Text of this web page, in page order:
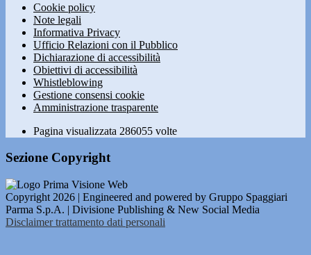
Cookie policy
Note legali
Informativa Privacy
Ufficio Relazioni con il Pubblico
Dichiarazione di accessibilità
Obiettivi di accessibilità
Whistleblowing
Gestione consensi cookie
Amministrazione trasparente
Pagina visualizzata 286055 volte
Sezione Copyright
Copyright 2026 | Engineered and powered by Gruppo Spaggiari
Parma S.p.A. | Divisione Publishing & New Social Media
Disclaimer trattamento dati personali